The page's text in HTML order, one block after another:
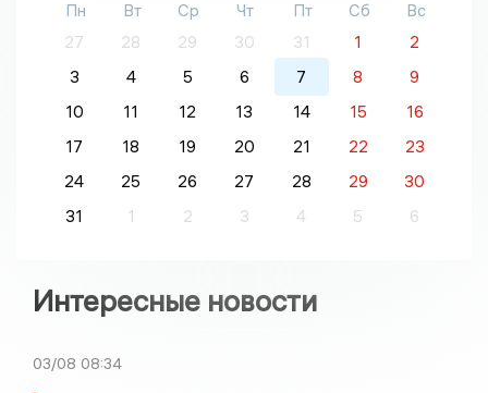
Пн Вт Ср Чт Пт Сб
Вс
27
28 29 30 31 1
2
3
4 5 6 7 8
9
10
11 12 13 14 15
16
17
18 19 20 21 22
23
24
25 26 27 28 29
30
31
1 2 3 4 5 6
Интересные новости
03/08 08:34